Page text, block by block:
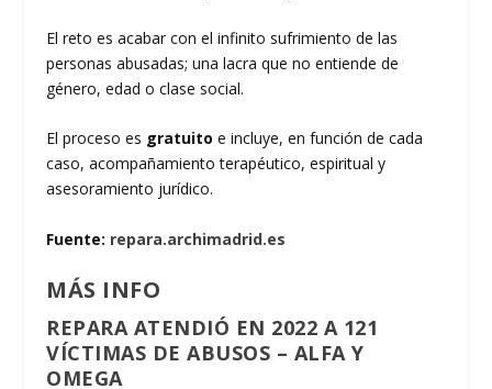
El reto es acabar con el infinito sufrimiento de las
personas abusadas; una lacra que no entiende de
género, edad o clase social.
El proceso es gratuito e incluye, en función de cada
caso, acompañamiento terapéutico, espiritual y
asesoramiento jurídico.
Fuente: repara.archimadrid.es
MÁS INFO
REPARA ATENDIÓ EN 2022 A 121
VÍCTIMAS DE ABUSOS – ALFA Y
OMEGA